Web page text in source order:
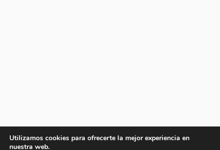
Utilizamos cookies para ofrecerte la mejor experiencia en
nuestra web.